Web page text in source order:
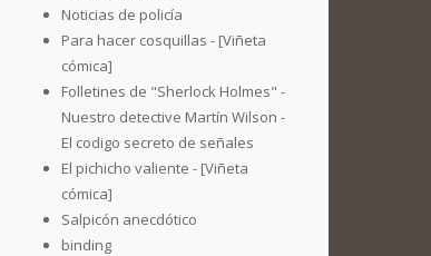
Noticias de policía
Para hacer cosquillas - [Viñeta
cómica]
Folletines de "Sherlock Holmes" -
Nuestro detective Martín Wilson -
El codigo secreto de señales
El pichicho valiente - [Viñeta
cómica]
Salpicón anecdótico
binding